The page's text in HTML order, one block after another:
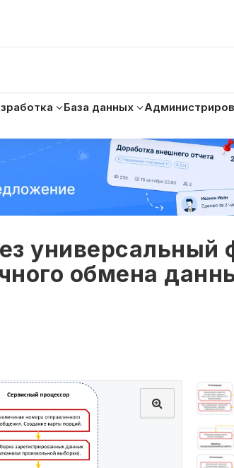
База данных
универсальный
обмена